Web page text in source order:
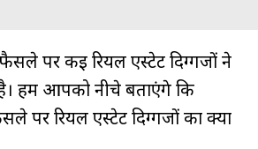
पर कई रियल एस्टेट दिग्गजों ने
है। हम आपको नीचे बताएंगे कि
रियल एस्टेट दिग्गजों का क्या